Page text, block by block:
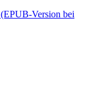
Version bei